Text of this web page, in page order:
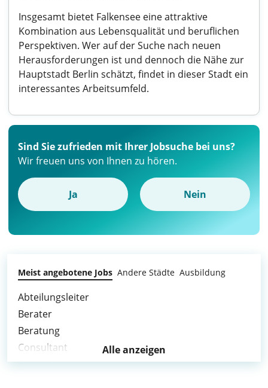
Insgesamt bietet Falkensee eine attraktive
Kombination aus Lebensqualität und beruflichen
Perspektiven. Wer auf der Suche nach neuen
Herausforderungen ist und dennoch die Nähe zur
Hauptstadt Berlin schätzt, findet in dieser Stadt ein
interessantes Arbeitsumfeld.
Sind Sie zufrieden mit Ihrer Jobsuche bei uns?
Wir freuen uns von Ihnen zu hören.
Ja Nein
Meist angebotene Jobs Andere Städte Ausbildung
Abteilungsleiter
Berater
Beratung
Consultant
Consulting
Alle anzeigen